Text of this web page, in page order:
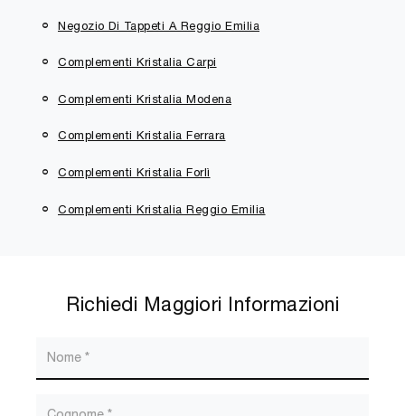
Negozio Di Tappeti A Reggio Emilia
Complementi Kristalia Carpi
Complementi Kristalia Modena
Complementi Kristalia Ferrara
Complementi Kristalia Forlì
Complementi Kristalia Reggio Emilia
Richiedi Maggiori Informazioni